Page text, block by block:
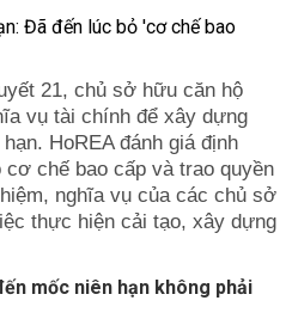
21, chủ sở hữu căn hộ
vụ tài chính để xây dựng
HoREA đánh giá định
chế bao cấp và trao quyền
nghĩa vụ của các chủ sở
thực hiện cải tạo, xây dựng
mốc niên hạn không phải